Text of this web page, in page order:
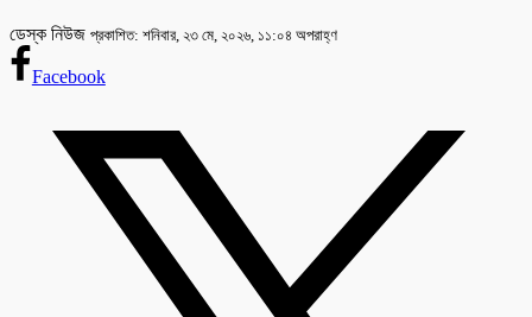
ডেস্ক নিউজ প্রকাশিত: শনিবার, ২৩ মে, ২০২৬, ১১:০৪ অপরাহ্ণ
Facebook